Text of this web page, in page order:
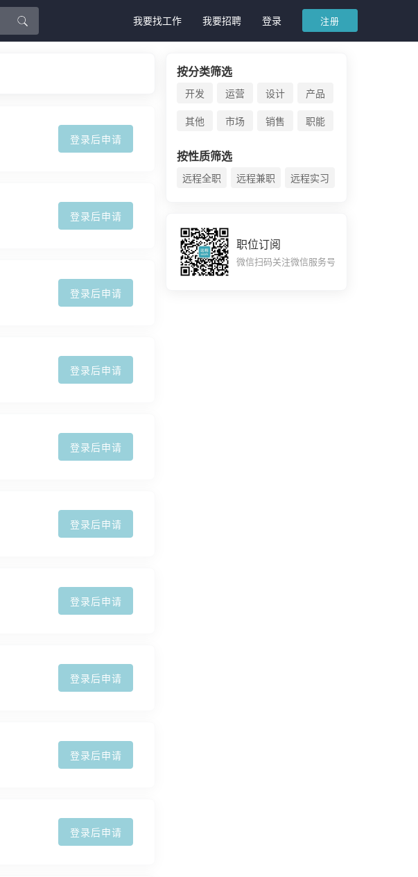
我要找工作 我要招聘 登录 注册
登录后申请
登录后申请
登录后申请
登录后申请
登录后申请
登录后申请
登录后申请
登录后申请
登录后申请
登录后申请
按分类筛选
开发 运营 设计
产品
其他
市场 销售 职能
按性质筛选
远程全职 远程兼职 远程实习
职位订阅
微信扫码关注微信服务号